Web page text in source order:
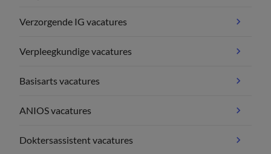
Verzorgende IG vacatures
Verpleegkundige vacatures
Basisarts vacatures
ANIOS vacatures
Doktersassistent vacatures